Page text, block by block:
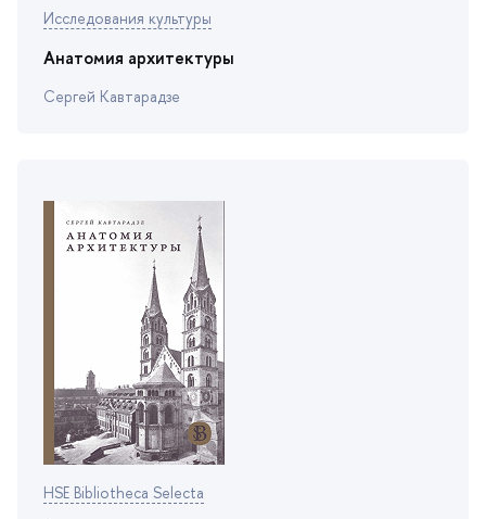
Исследования культуры
Анатомия архитектуры
Сергей Кавтарадзе
HSE Bibliotheca Selecta